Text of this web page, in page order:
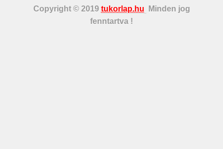
Copyright © 2019 tukorlap.hu
Minden jog
fenntartva !